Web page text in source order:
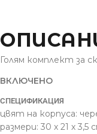
Голям комплект за
ВКЛЮЧЕНО
СПЕЦИФИКАЦИЯ
цвят на корпуса:
размери: 30 х 21 х 3,5